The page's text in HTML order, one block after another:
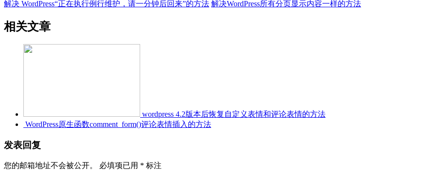
解决 WordPress“正在执行例行维护，请一分钟后回来”的方法 解决WordPress所有分页显示内容一样的方法
相关文章
wordpress 4.2版本后恢复自定义表情和评论表情的方法
WordPress原生函数comment_form()评论表情插入的方法
发表回复
您的邮箱地址不会被公开。 必填项已用 * 标注